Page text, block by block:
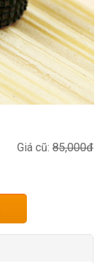
Giá cũ: 85,000đ